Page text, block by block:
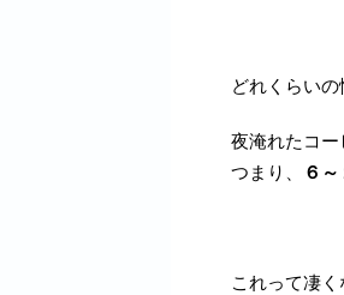
どれくらいの
夜淹れたコー
つまり、
６
これって凄く